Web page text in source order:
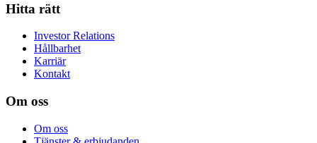
Hitta rätt
Investor Relations
Hållbarhet
Karriär
Kontakt
Om oss
Om oss